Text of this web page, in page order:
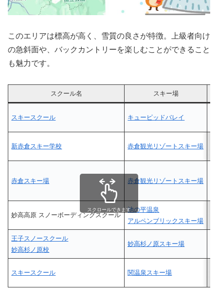
このエリアは標高が高く、雪質の良さが特徴。上級者向け
の急斜面や、バックカントリーを楽しむことができること
も魅力です。
スクール名 スキー場
スキースクール キューピッドバレイ
新赤倉スキー学校 赤倉観光リゾートスキー場
赤倉スキー場 赤倉観光リゾートスキー場
妙高高原 スノーボーディングスクール
池の平温泉
アルペンブリックスキー場
王子スノースクール
妙高杉ノ原校
妙高杉ノ原スキー場
スキースクール 関温泉スキー場
スクロールできます